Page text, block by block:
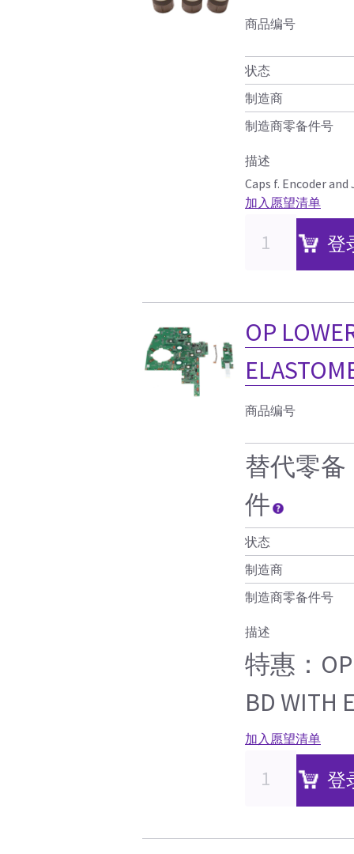
商品编号
状态
制造商
制造商零备件号
描述
Caps f. Encoder
加入愿望清单
登
OP
商品编号
替代零备
件
状态
制造商
制造商零备件号
描述
特惠：OP
BD WITH
加入愿望清单
登